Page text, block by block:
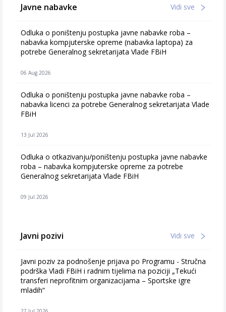
Javne nabavke Vidi sve
Odluka o poništenju postupka javne nabavke roba –
nabavka kompjuterske opreme (nabavka laptopa) za
potrebe Generalnog sekretarijata Vlade FBiH
06 Aug 2026
Odluka o poništenju postupka javne nabavke roba –
nabavka licenci za potrebe Generalnog sekretarijata Vlade
FBiH
13 Jul 2026
Odluka o otkazivanju/poništenju postupka javne nabavke
roba – nabavka kompjuterske opreme za potrebe
Generalnog sekretarijata Vlade FBiH
09 Jul 2026
Javni pozivi Vidi sve
Javni poziv za podnošenje prijava po Programu - Stručna
podrška Vladi FBiH i radnim tijelima na poziciji „Tekući
transferi neprofitnim organizacijama – Sportske igre
mladih“